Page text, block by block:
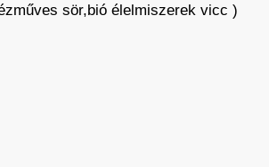
sör,bió élelmiszerek vicc )